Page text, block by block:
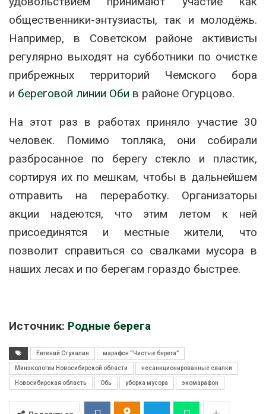
общественники-энтузиасты, так и молодёжь.
Например, в Советском районе активисты
регулярно выходят на субботники по очистке
прибрежных территорий Чемского бора
и береговой линии Оби в районе Огурцово.
На этот раз в работах приняло участие 30
человек. Помимо топляка, они собирали
разбросанное по берегу стекло и пластик,
сортируя их по мешкам, чтобы в дальнейшем
отправить на переработку. Организаторы
акции надеются, что этим летом к ней
присоединятся и местные жители, что
позволит справиться со свалками мусора в
наших лесах и по берегам гораздо быстрее.
Источник: Родные берега
Евгений Стукалин марафон “Чистые берега”
Минэкологии Новосибирской области несанкционированные свалки
Новосибирская область Обь уборка мусора экомарафон